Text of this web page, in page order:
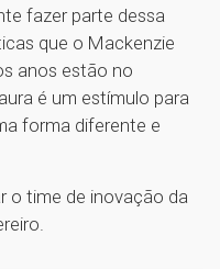
fazer parte dessa
que o Mackenzie
anos estão no
é um estímulo para
forma diferente e
o time de inovação da